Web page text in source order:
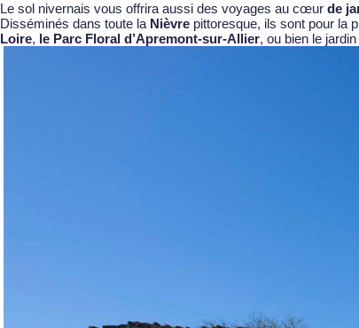
Le sol nivernais vous offrira aussi des voyages au cœur de
Disséminés dans toute la Nièvre pittoresque, ils sont pour la
Loire, le Parc Floral d’Apremont-sur-Allier, ou bien le